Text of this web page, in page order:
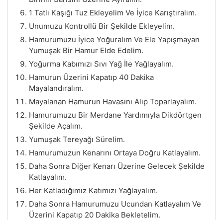
1 Tatlı Kaşığı Tuz Ekleyelim Ve İyice Karıştıralım.
Unumuzu Kontrollü Bir Şekilde Ekleyelim.
Hamurumuzu İyice Yoğuralım Ve Ele Yapışmayan
Yumuşak Bir Hamur Elde Edelim.
Yoğurma Kabımızı Sıvı Yağ İle Yağlayalım.
Hamurun Üzerini Kapatıp 40 Dakika
Mayalandıralım.
Mayalanan Hamurun Havasını Alıp Toparlayalım.
Hamurumuzu Bir Merdane Yardımıyla Dikdörtgen
Şekilde Açalım.
Yumuşak Tereyağı Sürelim.
Hamurumuzun Kenarını Ortaya Doğru Katlayalım.
Daha Sonra Diğer Kenarı Üzerine Gelecek Şekilde
Katlayalım.
Her Katladığımız Katımızı Yağlayalım.
Daha Sonra Hamurumuzu Ucundan Katlayalım Ve
Üzerini Kapatıp 20 Dakika Bekletelim.